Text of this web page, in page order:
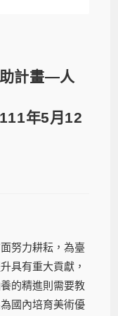
計畫—人
年5月12
努力耕耘，為臺
具有重大貢獻，
的精進則需要教
國內培育美術優